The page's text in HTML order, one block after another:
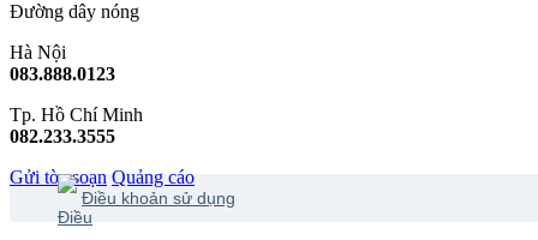
Đường dây nóng
Hà Nội
083.888.0123
Tp. Hồ Chí Minh
082.233.3555
Gửi tòa soạn Quảng cáo
Điều khoản sử dụng